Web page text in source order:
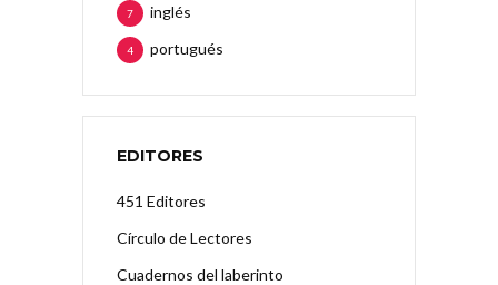
inglés
7
portugués
4
EDITORES
451 Editores
Círculo de Lectores
Cuadernos del laberinto